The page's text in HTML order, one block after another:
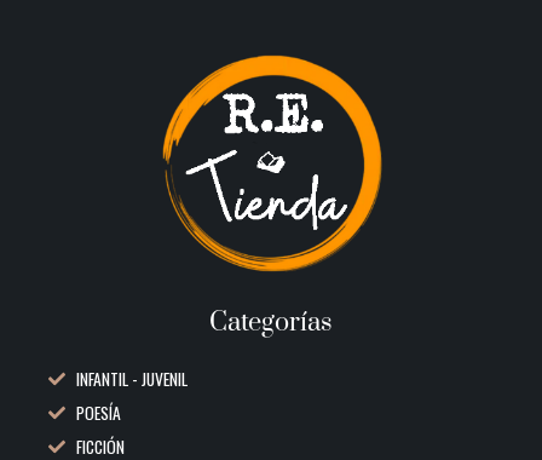
Categorías
INFANTIL - JUVENIL
POESÍA
FICCIÓN